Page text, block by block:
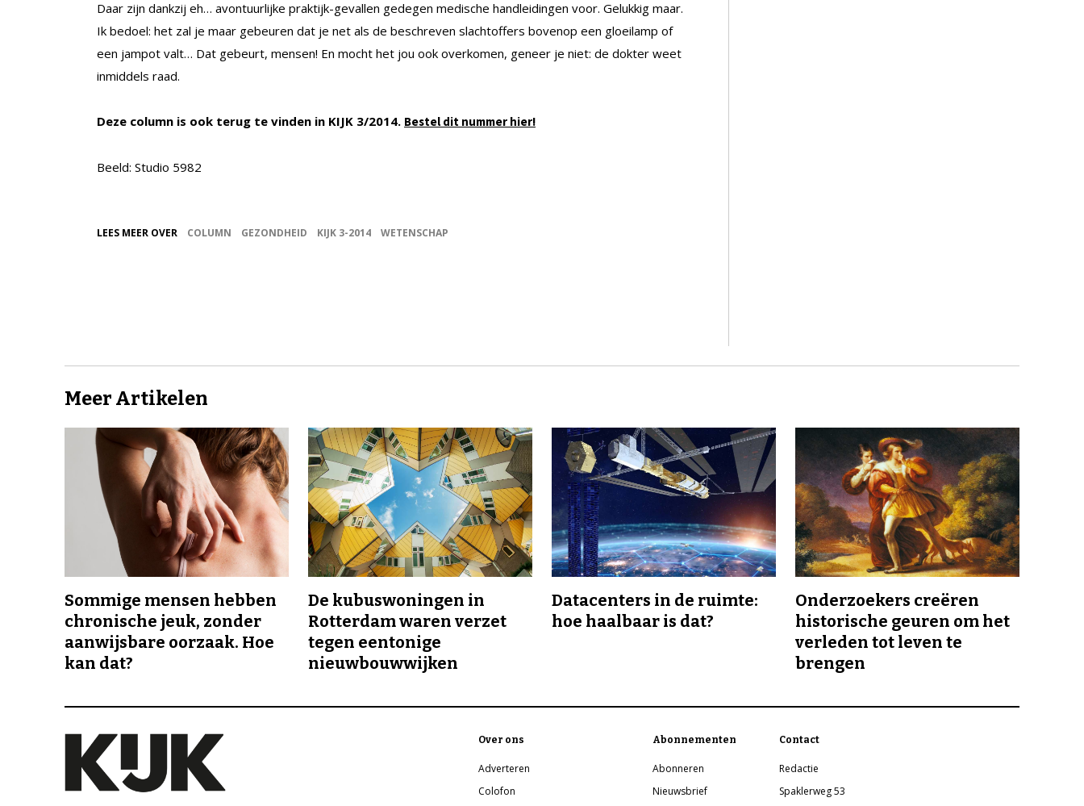
Daar zijn dankzij eh… avontuurlijke praktijk-gevallen gedegen medische handleidingen voor. Gelukkig maar.
Ik bedoel: het zal je maar gebeuren dat je net als de beschreven slachtoffers bovenop een gloeilamp of
een jampot valt… Dat gebeurt, mensen! En mocht het jou ook overkomen, geneer je niet: de dokter weet
inmiddels raad.
Deze column is ook terug te vinden in KIJK 3/2014. Bestel dit nummer hier!
Beeld: Studio 5982
LEES MEER OVER COLUMN GEZONDHEID KIJK 3-2014 WETENSCHAP
Meer Artikelen
Sommige mensen hebben
chronische jeuk, zonder
aanwijsbare oorzaak. Hoe
kan dat?
De kubuswoningen in
Rotterdam waren verzet
tegen eentonige
nieuwbouwwijken
Datacenters in de ruimte:
hoe haalbaar is dat?
Onderzoekers creëren
historische geuren om het
verleden tot leven te
brengen
Over ons
Adverteren
Colofon
Abonnementen
Abonneren
Nieuwsbrief
Contact
Redactie
Spaklerweg 53